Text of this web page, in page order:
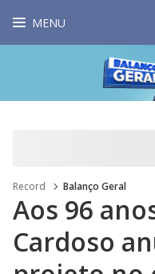
MENU
Record Balanço Geral
Aos 96
Cardoso